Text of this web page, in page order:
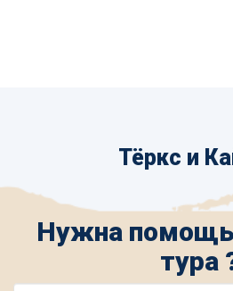
Тёркс и
Нужна
тура